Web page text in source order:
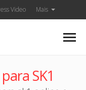
Video Mais
SK1